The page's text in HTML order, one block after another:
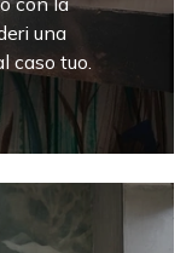
una
caso tuo.